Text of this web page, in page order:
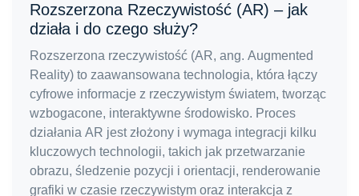
Rozszerzona Rzeczywistość (AR) – jak
działa i do czego służy?
Rozszerzona rzeczywistość (AR, ang. Augmented
Reality) to zaawansowana technologia, która łączy
cyfrowe informacje z rzeczywistym światem, tworząc
wzbogacone, interaktywne środowisko. Proces
działania AR jest złożony i wymaga integracji kilku
kluczowych technologii, takich jak przetwarzanie
obrazu, śledzenie pozycji i orientacji, renderowanie
grafiki w czasie rzeczywistym oraz interakcja z